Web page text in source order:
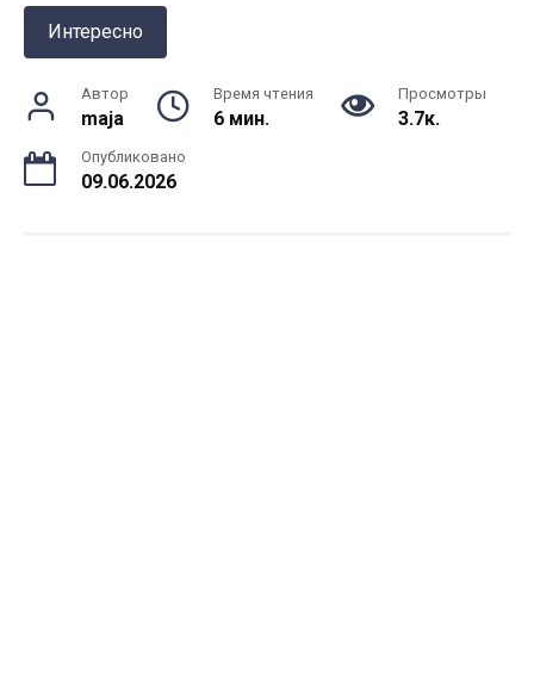
Интересно
Автор
maja
Время чтения
6 мин.
Просмотры
3.7к.
Опубликовано
09.06.2026